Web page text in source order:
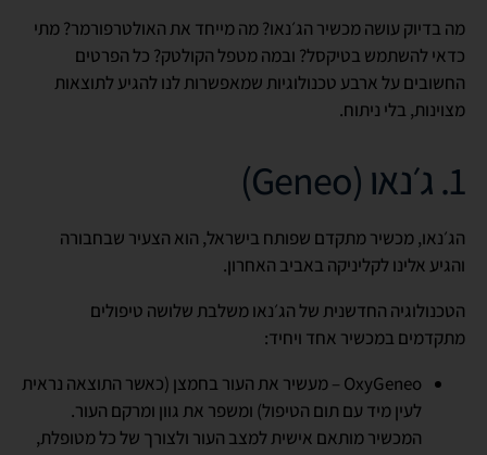
מה בדיוק עושה מכשיר הג׳נאו? מה מייחד את האולטרפורמר? מתי
כדאי להשתמש בטיקסל? ובמה מטפל הקולטק? כל הפרטים
החשובים על ארבע טכנולוגיות שמאפשרות לנו להגיע לתוצאות
מצוינות, בלי ניתוח.
1. ג׳נאו (Geneo)
הג׳נאו, מכשיר מתקדם שפותח בישראל, הוא הצעיר שבחבורה
והגיע אלינו לקליניקה באביב האחרון.
הטכנולוגיה החדשנית של הג׳נאו משלבת שלושה טיפולים
מתקדמים במכשיר אחד ויחיד:
OxyGeneo – מעשיר את העור בחמצן (כאשר התוצאה נראית
לעין מיד עם תום הטיפול) ומשפר את גוון ומרקם העור.
המכשיר מותאם אישית למצב העור ולצורך של כל מטופלת,